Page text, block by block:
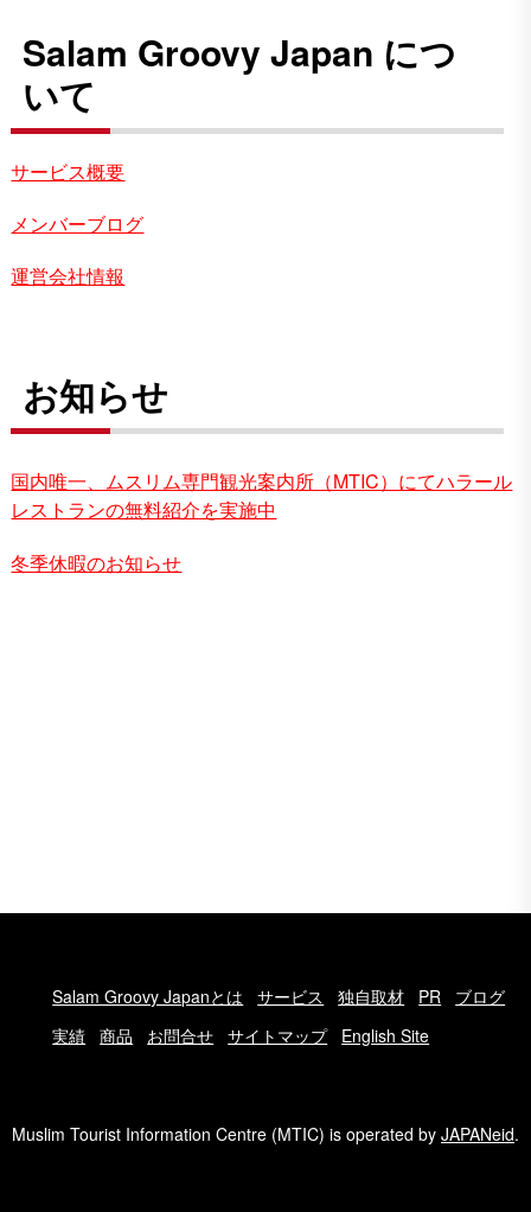
Salam Groovy Japan につ
いて
サービス概要
メンバーブログ
運営会社情報
お知らせ
国内唯一、ムスリム専門観光案内所（MTIC）にてハラール
レストランの無料紹介を実施中
冬季休暇のお知らせ
Salam Groovy Japanとは サービス 独自取材 PR
ブログ
実績
商品 お問合せ サイトマップ English Site
Muslim Tourist Information Centre (MTIC) is operated by JAPANeid.